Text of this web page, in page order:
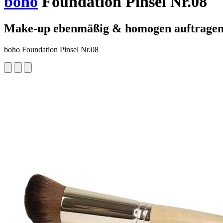
Make-up ebenmäßig & homogen
boho Foundation Pinsel Nr.08